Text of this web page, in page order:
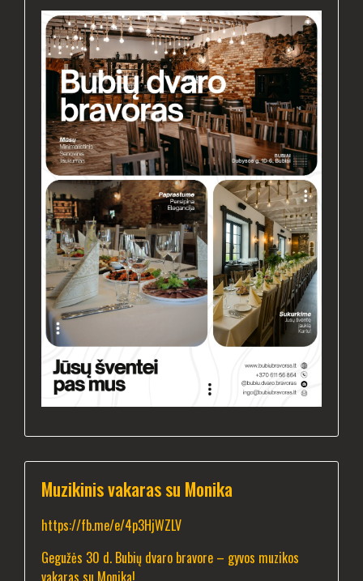
Muzikinis vakaras su Monika
https://fb.me/e/4p3HjWZLV
Gegužės 30 d. Bubių dvaro bravore – gyvos muzikos
vakaras su Monika!